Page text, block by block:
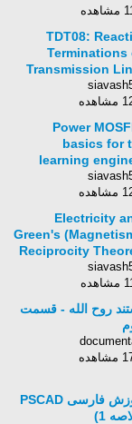
TDT08:
Terminations
Transmission
Power
basics for
learning
(Electricity
Magnetism 2) Green's
Reciprocity
روح الله - قسمت
آموزش فارسی PSCAD
1)